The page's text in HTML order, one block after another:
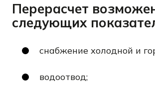
Перерасчет
следующих
снабжение холодной и
водоотвод;